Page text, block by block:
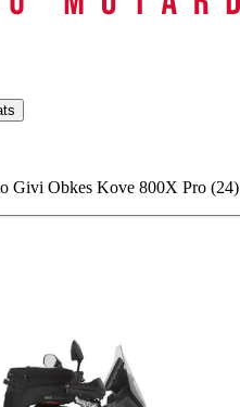
Givi Obkes Kove 800X Pro (24)